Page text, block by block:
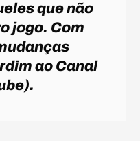
que não
jogo. Com
ao Canal